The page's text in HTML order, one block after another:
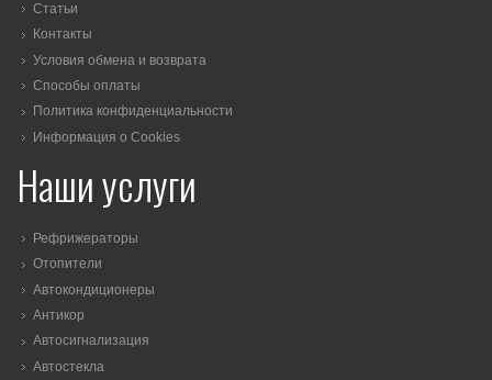
Статьи
Контакты
Условия обмена и возврата
Способы оплаты
Политика конфиденциальности
Информация о Cookies
Наши услуги
Рефрижераторы
Отопители
Автокондиционеры
Антикор
Автосигнализация
Автостекла